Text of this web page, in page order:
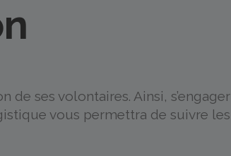
de ses volontaires. Ainsi, s’engager
vous permettra de suivre les